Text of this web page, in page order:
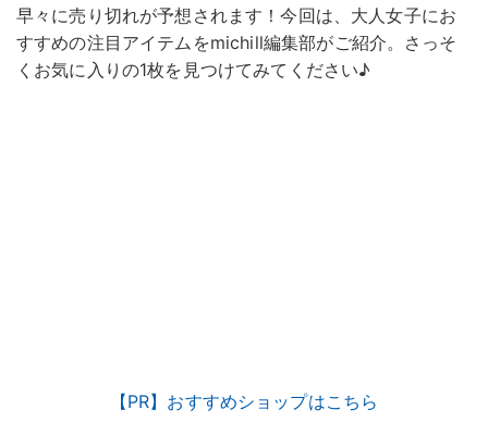
早々に売り切れが予想されます！今回は、大人女子にお
すすめの注目アイテムをmichill編集部がご紹介。さっそ
くお気に入りの1枚を見つけてみてください♪
【PR】おすすめショップはこちら